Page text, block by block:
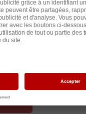
il y a 5 ans
il y a 5 ans